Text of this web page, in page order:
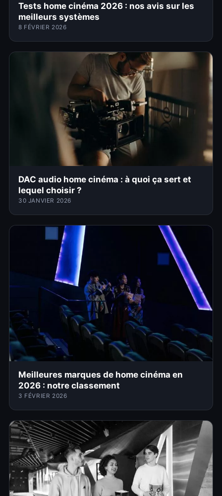
Tests home cinéma 2026 : nos avis sur les
meilleurs systèmes
8 FÉVRIER 2026
DAC audio home cinéma : à quoi ça sert et
lequel choisir ?
30 JANVIER 2026
Meilleures marques de home cinéma en
2026 : notre classement
3 FÉVRIER 2026